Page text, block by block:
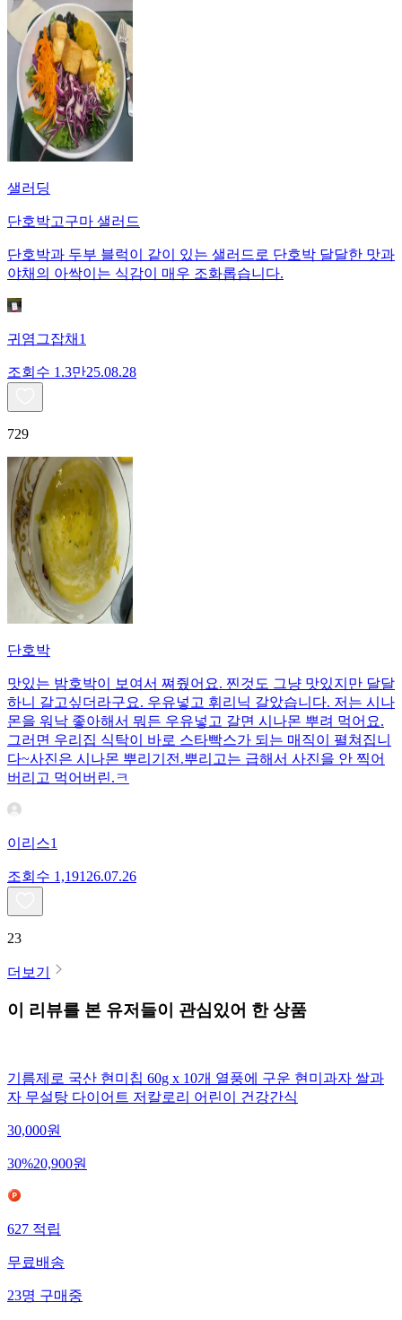
샐러딩
단호박고구마 샐러드
단호박과 두부 블럭이 같이 있는 샐러드로 단호박 달달한 맛과
야채의 아싹이는 식감이 매우 조화롭습니다.
귀염그잡채1
조회수 1.3만25.08.28
729
단호박
맛있는 밤호박이 보여서 쪄줬어요. 찐것도 그냥 맛있지만 달달
하니 갈고싶더라구요. 우유넣고 휘리닉 갈았습니다. 저는 시나
몬을 워낙 좋아해서 뭐든 우유넣고 갈면 시나몬 뿌려 먹어요.
그러면 우리집 식탁이 바로 스타빡스가 되는 매직이 펼쳐집니
다~사진은 시나몬 뿌리기전.뿌리고는 급해서 사진을 안 찍어
버리고 먹어버린.ㅋ
이리스1
조회수 1,191 26.07.26
23
더보기
이 리뷰를 본 유저들이 관심있어 한 상품
기름제로 국산 현미칩 60g x 10개 열풍에 구운 현미과자 쌀과
자 무설탕 다이어트 저칼로리 어린이 건강간식
30,000원
30%20,900원
627적립
무료배송
23명구매중